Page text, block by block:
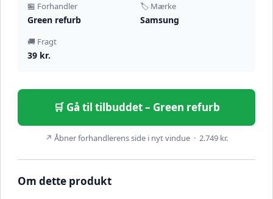
🏪 Forhandler
Green refurb
🏷️ Mærke
Samsung
🚚 Fragt
39 kr.
🛒 Gå til tilbuddet – Green refurb
↗ Åbner forhandlerens side i nyt vindue · 2.749 kr.
Om dette produkt